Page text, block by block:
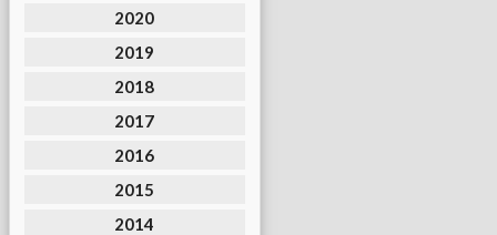
2020
2019
2018
2017
2016
2015
2014